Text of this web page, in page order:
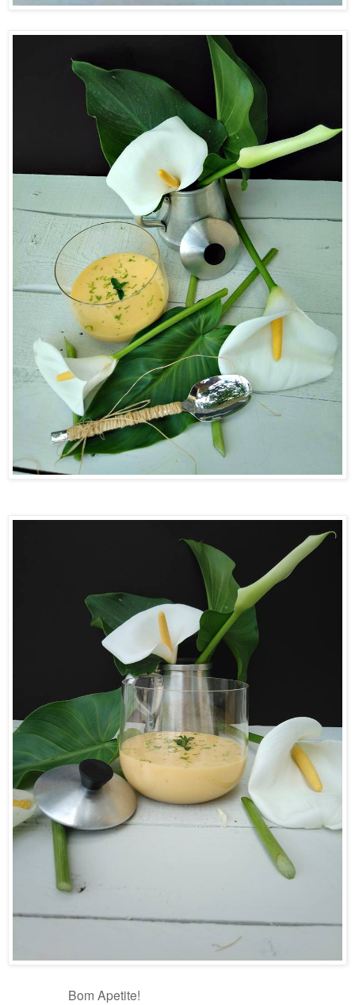
Bom Apetite!